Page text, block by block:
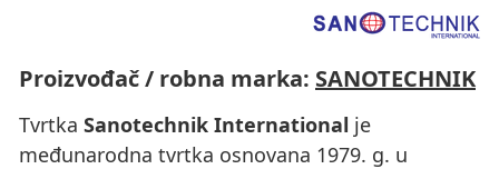
Proizvođač / robna marka: SANOTECHNIK
Tvrtka Sanotechnik International je
međunarodna tvrtka osnovana 1979. g. u